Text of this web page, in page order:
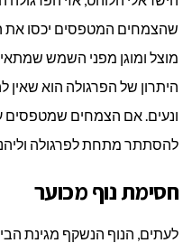
שהצמחים המטפסים יכסו את
מוצל ומוגן מפני השמש
היתרון של הפרגולה הוא שאין
ונעים. אם הצמחים שמטפסים
להסתתר מתחת לפרגולה
חסימת נוף מכוער
לעתים, הנוף הנשקף מגינת